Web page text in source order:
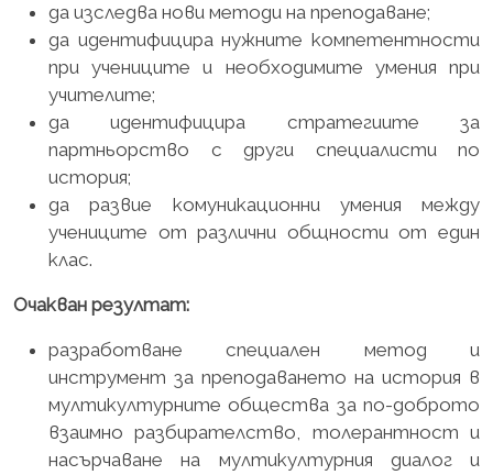
да изследва нови методи на преподаване;
да идентифицира нужните компетентности
при учениците и необходимите умения при
учителите;
да идентифицира стратегиите за
партньорство с други специалисти по
история;
да развие комуникационни умения между
учениците от различни общности от един
клас.
Очакван резултат:
разработване специален метод и
инструмент за преподаването на история в
мултикултурните общества за по-доброто
взаимно разбирателство, толерантност и
насърчаване на мултикултурния диалог и